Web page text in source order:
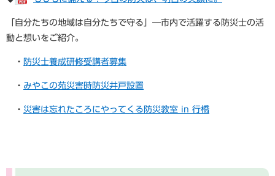
​「自分たちの地域は自分たちで守る」―市内で活躍する防災士の活
動と想いをご紹介。
・ 防災士養成研修受講者募集
・ みやこの苑災害時防災井戸設置
・ 災害は忘れたころにやってくる防災教室 in 行橋